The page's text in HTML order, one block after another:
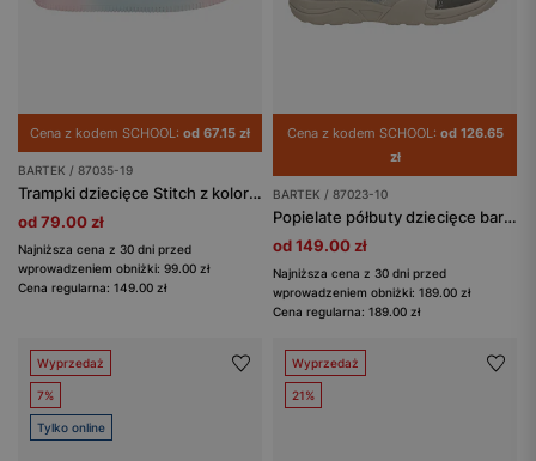
Cena z kodem SCHOOL: od 67.15 zł
BARTEK / 87035-19
Trampki dziecięce Stitch z kolorową podeszwą BARTEK 87035-19
od 79.00 zł
Najniższa cena z 30 dni przed
wprowadzeniem obniżki: 99.00 zł
Cena regularna: 149.00 zł
Cena z kodem SCHOOL: od 126.65
zł
BARTEK / 87023-10
Popielate półbuty dziecięce barefoot z szerokimi noskami BARTEK 87023-10
od 149.00 zł
Najniższa cena z 30 dni przed
wprowadzeniem obniżki: 189.00 zł
Cena regularna: 189.00 zł
Wyprzedaż
7%
Tylko online
Wyprzedaż
21%